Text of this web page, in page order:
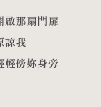
啟那扇門扉
諒我
輕傍妳身旁